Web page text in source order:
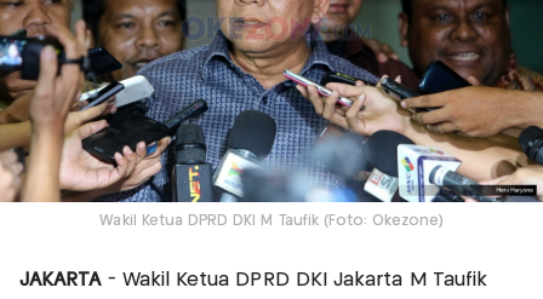
Wakil Ketua DPRD DKI M Taufik (Foto: Okezone)
JAKARTA- Wakil Ketua DPRD DKI Jakarta M Taufik